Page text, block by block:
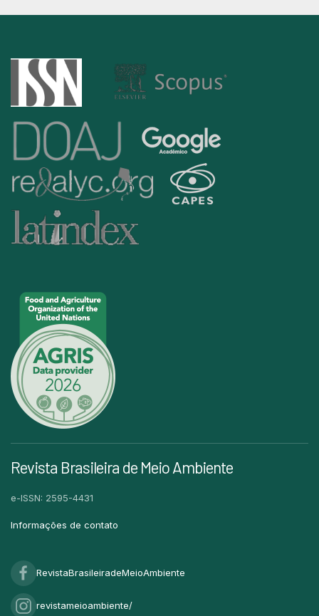
Revista Brasileira de Meio Ambiente
e-ISSN: 2595-4431
Informações de contato
RevistaBrasileiradeMeioAmbiente
revistameioambiente/